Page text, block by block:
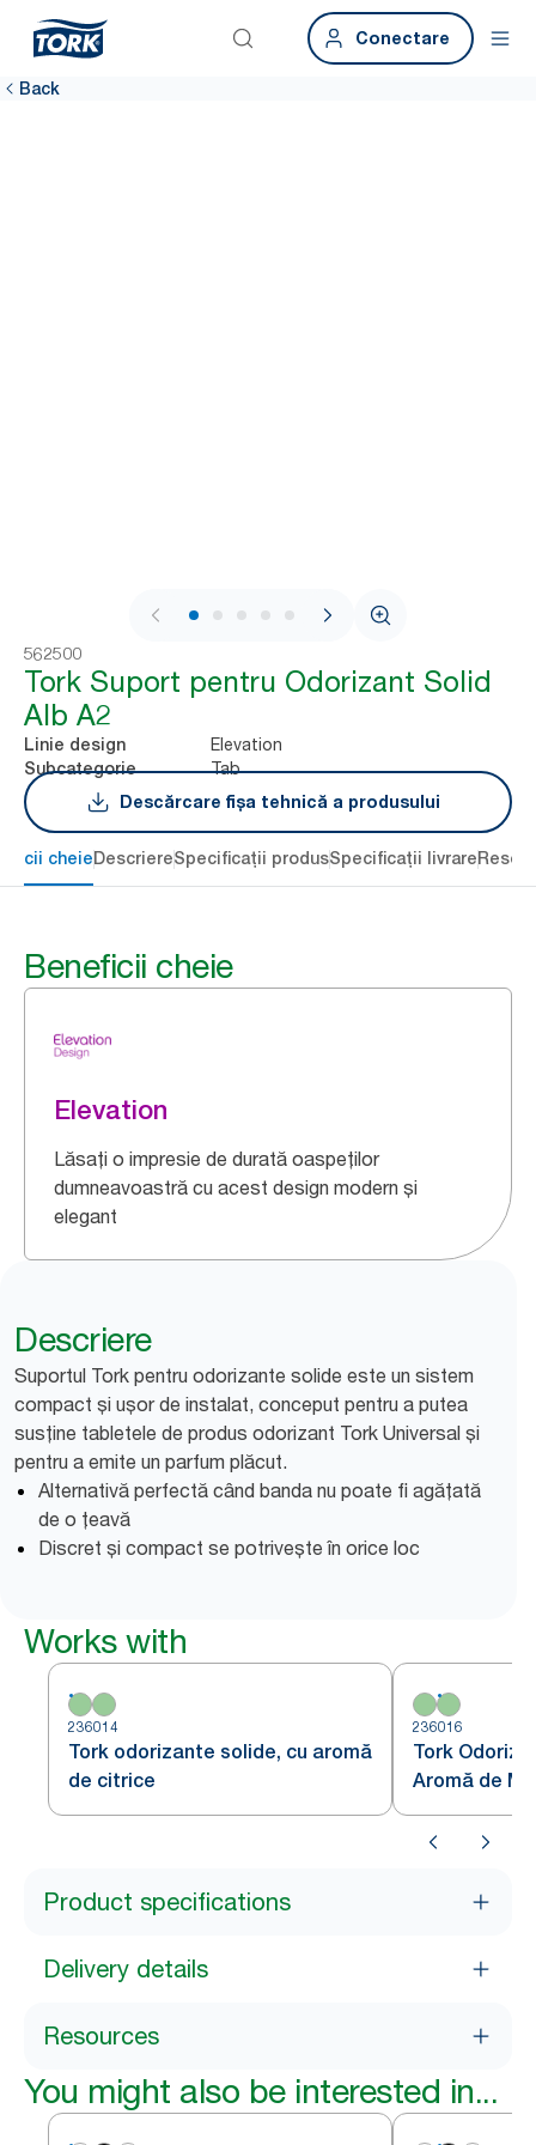
Conectare
Back
1 / 5
562500
Tork Suport pentru Odorizant Solid
Alb A2
Linie design Elevation
Subcategorie
Tab
Descărcare fișa tehnică a produsului
cheieDescriereSpecificații produsSpecificații livrare
Beneficii cheie
Elevation
Lăsați o impresie de durată oaspeților
dumneavoastră cu acest design modern și
elegant
Descriere
Suportul Tork pentru odorizante solide este un sistem
compact și ușor de instalat, conceput pentru a putea
susține tabletele de produs odorizant Tork Universal și
pentru a emite un parfum plăcut.
Alternativă perfectă când banda nu poate fi agățată
de o țeavă
Discret și compact se potrivește în orice loc
Works with
236014
Tork odorizante solide, cu aromă
de citrice
236016
Tork
Aromă de
Product specifications
Delivery details
Resources
You might also be interested in...